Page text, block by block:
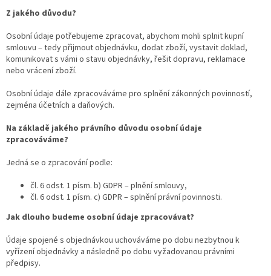
Z jakého důvodu?
Osobní údaje potřebujeme zpracovat, abychom mohli splnit kupní
smlouvu – tedy přijmout objednávku, dodat zboží, vystavit doklad,
komunikovat s vámi o stavu objednávky, řešit dopravu, reklamace
nebo vrácení zboží.
Osobní údaje dále zpracováváme pro splnění zákonných povinností,
zejména účetních a daňových.
Na základě jakého právního důvodu osobní údaje
zpracováváme?
Jedná se o zpracování podle:
čl. 6 odst. 1 písm. b) GDPR – plnění smlouvy,
čl. 6 odst. 1 písm. c) GDPR – splnění právní povinnosti.
Jak dlouho budeme osobní údaje zpracovávat?
Údaje spojené s objednávkou uchováváme po dobu nezbytnou k
vyřízení objednávky a následně po dobu vyžadovanou právními
předpisy.